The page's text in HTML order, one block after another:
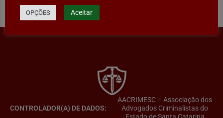
Compartilhar
CONTROLADOR(A) DE DADOS:
AACRIMESC – Associação dos
Advogados Criminalistas do
OPÇÕES Aceitar